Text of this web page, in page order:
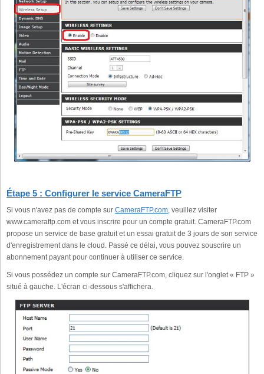
Étape 5 : Configurer le service CameraFTP
Si vous n'avez pas de compte sur CameraFTP.com, veuillez visiter
www.cameraftp.com et vous inscrire pour un compte gratuit. CameraFTP.com
propose un service de base gratuit et un essai gratuit de 3 jours de son service
d'enregistrement dans le cloud. Passé ce délai, vous pouvez souscrire un
abonnement payant pour continuer à utiliser ce service.
Si vous possédez un compte sur CameraFTP.com, cliquez sur l'onglet « FTP »
situé à gauche. L'écran ci-dessous s'affichera.